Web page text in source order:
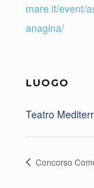
mare.it/event/
anagina/
LUOGO
Teatro
Concorso